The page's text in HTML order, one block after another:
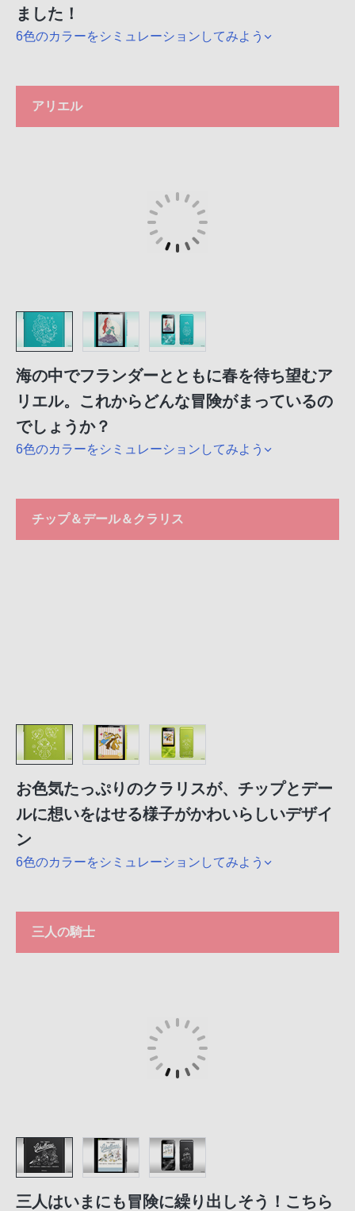
ました！
6色のカラーをシミュレーションしてみよう
アリエル
海の中でフランダーとともに春を待ち望むア
リエル。これからどんな冒険がまっているの
でしょうか？
6色のカラーをシミュレーションしてみよう
チップ＆デール＆クラリス
お色気たっぷりのクラリスが、チップとデー
ルに想いをはせる様子がかわいらしいデザイ
ン
6色のカラーをシミュレーションしてみよう
三人の騎士
三人はいまにも冒険に繰り出しそう！こちら